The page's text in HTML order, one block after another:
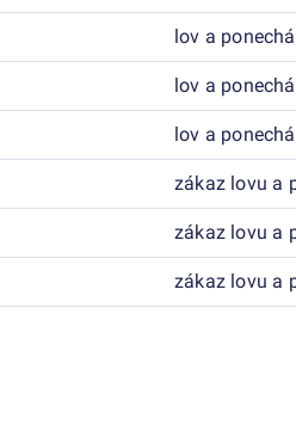
lov a
lov a
lov a
zákaz lovu a
zákaz lovu a
zákaz lovu a